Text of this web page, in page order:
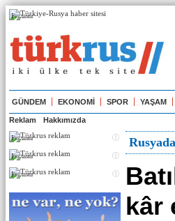
Реклама
GÜNDEM EKONOMİ SPOR YAŞAM
Reklam Hakkımızda
Реклама
Реклама
Реклама
kâr